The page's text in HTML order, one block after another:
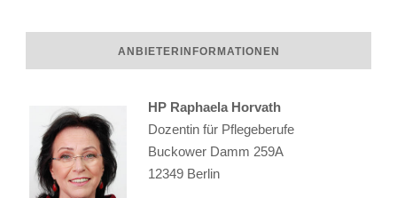
ANBIETERINFORMATIONEN
HP Raphaela Horvath
Dozentin für Pflegeberufe
Buckower Damm 259A
12349 Berlin